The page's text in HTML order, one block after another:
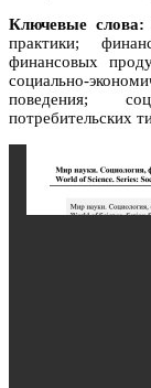
Ключевые слова:
практики;
финансовых
социально-
поведения;
потребительских